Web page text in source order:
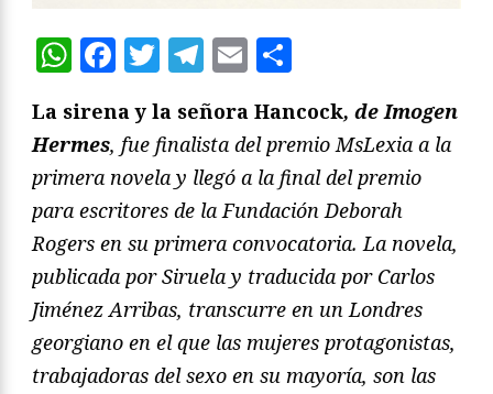
WhatsApp
Facebook
Twitter
Telegram
Email
La sirena y la señora Hancock, de Imogen
Hermes, fue finalista del premio MsLexia a la
primera novela y llegó a la final del premio
para escritores de la Fundación Deborah
Rogers en su primera convocatoria. La novela,
publicada por Siruela y traducida por Carlos
Jiménez Arribas, transcurre en un Londres
georgiano en el que las mujeres protagonistas,
trabajadoras del sexo en su mayoría, son las